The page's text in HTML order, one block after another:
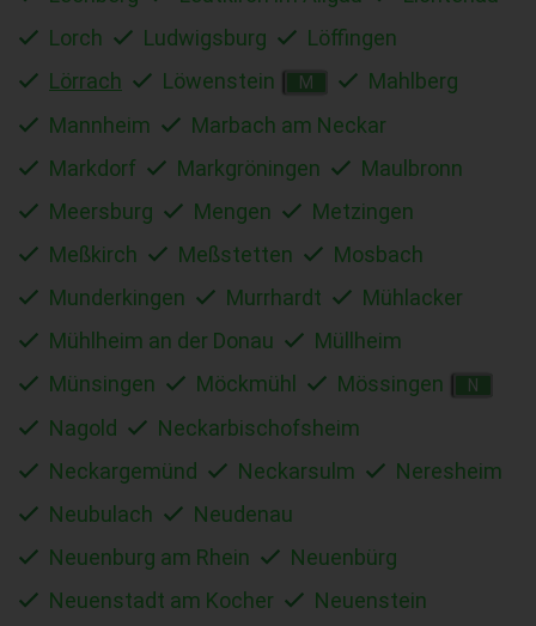
Lorch
Ludwigsburg
Löffingen
Lörrach
Löwenstein M
Mahlberg
Mannheim
Marbach am Neckar
Markdorf
Markgröningen
Maulbronn
Meersburg
Mengen
Metzingen
Meßkirch
Meßstetten
Mosbach
Munderkingen
Murrhardt
Mühlacker
Mühlheim an der Donau
Müllheim
Münsingen
Möckmühl Mössingen N
Nagold
Neckarbischofsheim
Neckargemünd
Neckarsulm
Neresheim
Neubulach
Neudenau
Neuenburg am Rhein
Neuenbürg
Neuenstadt am Kocher
Neuenstein